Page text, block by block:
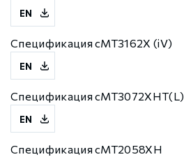
EN
Спецификация cMT3162X (iV)
EN
Спецификация cMT3072XHT(L)
EN
Спецификация cMT2058XH